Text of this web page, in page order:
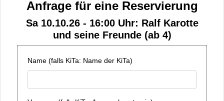
Anfrage für eine Reservierung
Sa 10.10.26 - 16:00 Uhr: Ralf Karotte
und seine Freunde (ab 4)
Name (falls KiTa: Name der KiTa)